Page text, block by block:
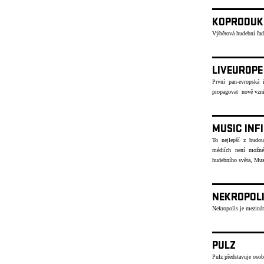
Výběrová hudební
LIVEUROPE
První pan-
propagovat nově
MUSIC
To nejlepší z
médiích není
hudebního světa,
Nekropolis je
PULZ
Pulz představuje